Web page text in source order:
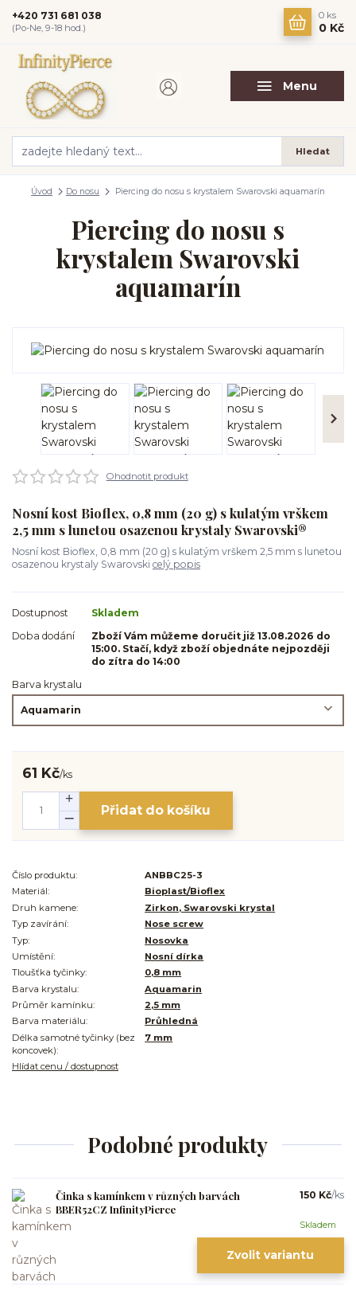
Menu
Hledat
+420 731 681 038
(Po-Ne, 9-18 hod.)
0 ks
0 Kč
Úvod Do nosu Piercing do nosu s krystalem Swarovski aquamarín
Piercing do nosu s
krystalem Swarovski
aquamarín
Ohodnotit produkt
Nosní kost Bioflex, 0,8 mm (20 g) s kulatým vrškem
2,5 mm s lunetou osazenou krystaly Swarovski®
Nosní kost Bioflex, 0,8 mm (20 g) s kulatým vrškem 2,5 mm s lunetou
osazenou krystaly Swarovski celý popis
Dostupnost
Skladem
Doba dodání
Zboží Vám můžeme doručit již 13.08.2026 do
15:00. Stačí, když zboží objednáte nejpozději
do zítra do 14:00
Barva krystalu
61 Kč/ks
Přidat do košíku
Číslo produktu:
ANBBC25-3
Materiál:
Bioplast/Bioflex
Druh kamene:
Zirkon, Swarovski krystal
Typ zavírání:
Nose screw
Typ:
Nosovka
Umístění:
Nosní dírka
Tloušťka tyčinky:
0,8 mm
Barva krystalu:
Aquamarin
Průměr kamínku:
2,5 mm
Barva materiálu:
Průhledná
Délka samotné tyčinky (bez
koncovek):
7 mm
Hlídat cenu / dostupnost
Podobné produkty
Činka s kamínkem v různých barvách
BBER52CZ InfinityPierce
150 Kč/ks
Skladem
Zvolit variantu